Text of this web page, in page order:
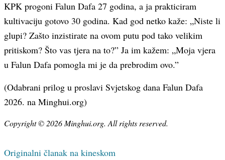
KPK progoni Falun Dafa 27 godina, a ja prakticiram
kultivaciju gotovo 30 godina. Kad god netko kaže: „Niste li
glupi? Zašto inzistirate na ovom putu pod tako velikim
pritiskom? Što vas tjera na to?” Ja im kažem: „Moja vjera
u Falun Dafa pomogla mi je da prebrodim ovo.”
(Odabrani prilog u proslavi Svjetskog dana Falun Dafa
2026. na Minghui.org)
Copyright © 2026 Minghui.org. All rights reserved.
Originalni članak na kineskom